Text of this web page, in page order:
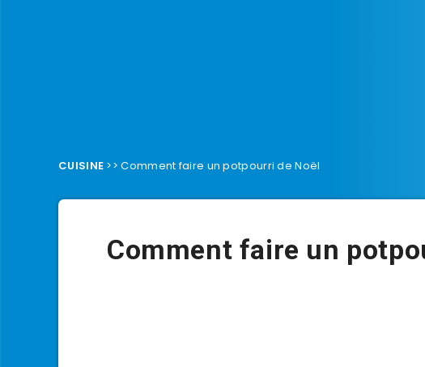
CUISINE >>Comment faire un potpourri de Noël
Comment faire un